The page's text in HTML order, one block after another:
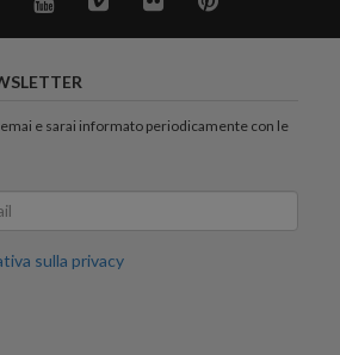
e sarai informato periodicamente con le
sulla privacy